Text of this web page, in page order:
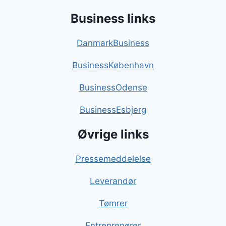
Business links
DanmarkBusiness
BusinessKøbenhavn
BusinessOdense
BusinessEsbjerg
Øvrige links
Pressemeddelelse
Leverandør
Tømrer